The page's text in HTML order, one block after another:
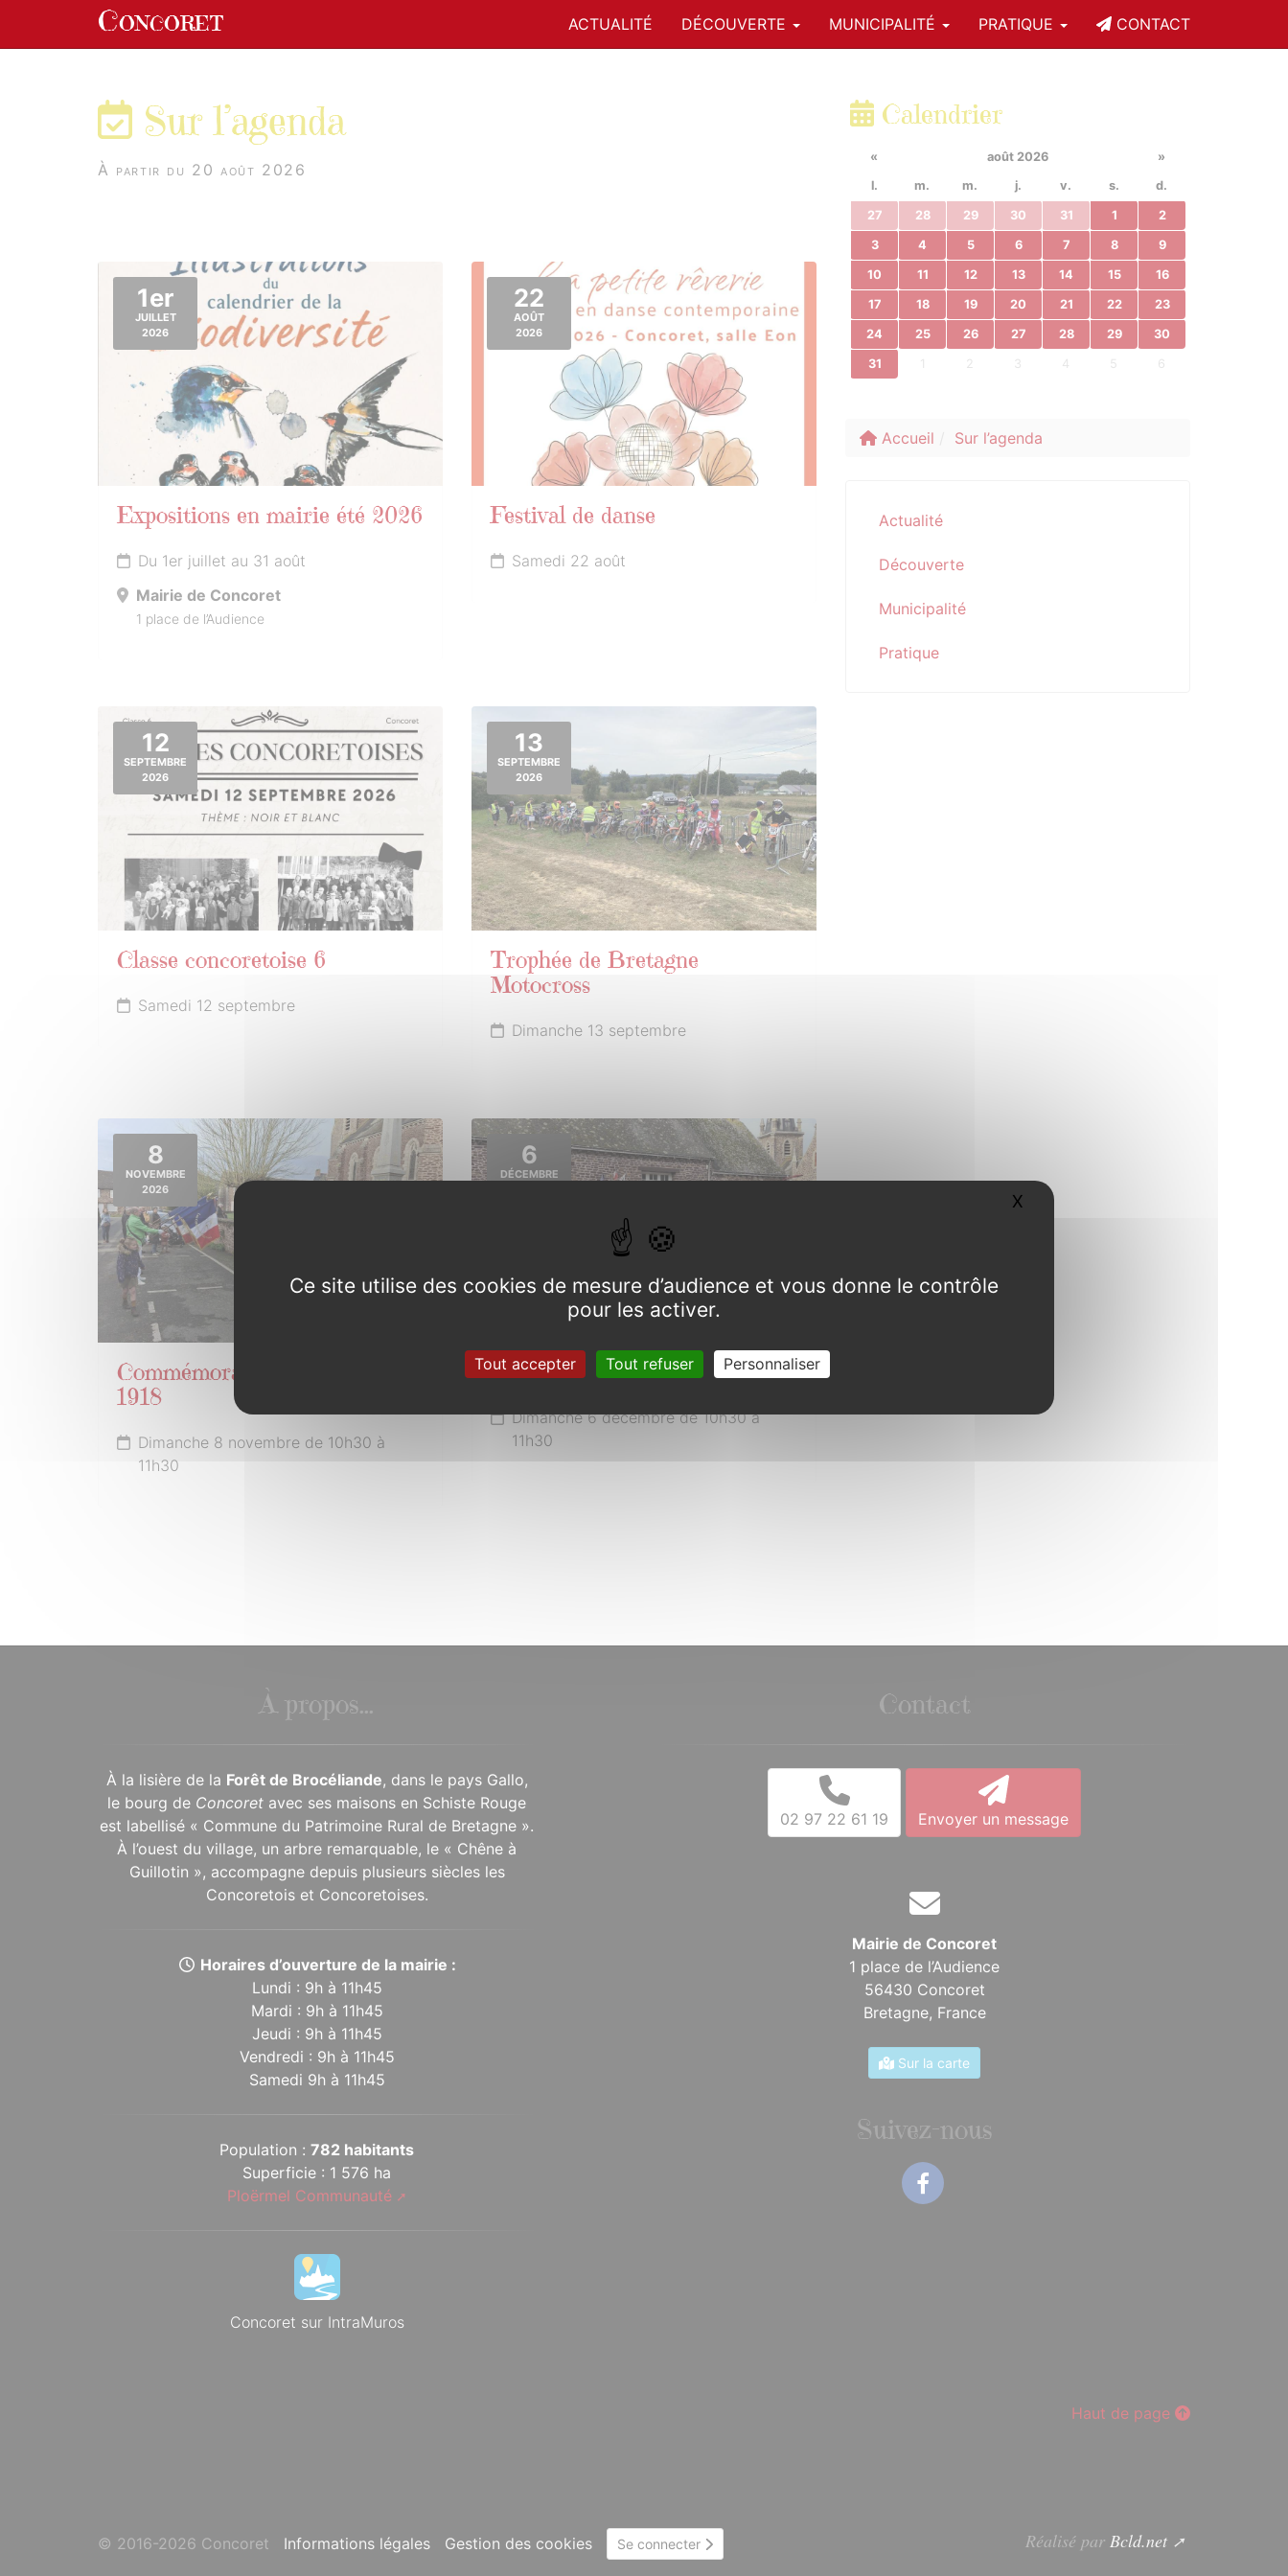
Concoret ACTUALITÉ DÉCOUVERTE MUNICIPALITÉ PRATIQUE CONTACT
Sur l’agenda
À partir du 20 août 2026
1er
JUILLET
2026
Expositions en mairie été 2026
Du 1er juillet au 31 août
Mairie de Concoret
1 place de l’Audience
22
AOÛT
2026
Festival de danse
Samedi 22 août
12
SEPTEMBRE
2026
Classe concoretoise 6
Samedi 12 septembre
13
SEPTEMBRE
2026
Trophée de Bretagne
Motocross
Dimanche 13 septembre
8
NOVEMBRE
2026
Commémoration Armistice
1918
Dimanche 8 novembre de 10h30 à
11h30
6
DÉCEMBRE
Commémoration 6 décembre
Dimanche 6 décembre de 10h30 à
11h30
Calendrier
« août 2026
»
l.
m. m. j. v. s. d.
27 28 29 30 31 1 2
3 4 5 6 7 8 9
10 11 12 13 14 15 16
17 18 19 20 21 22 23
24 25 26 27 28 29 30
31 1 2 3 4 5 6
Accueil Sur l’agenda
Actualité
Découverte
Municipalité
Pratique
À propos...
À la lisière de la Forêt de Brocéliande, dans le pays Gallo,
le bourg de Concoret avec ses maisons en Schiste Rouge
est labellisé « Commune du Patrimoine Rural de Bretagne ».
À l’ouest du village, un arbre remarquable, le « Chêne à
Guillotin », accompagne depuis plusieurs siècles les
Concoretois et Concoretoises.
Horaires d’ouverture de la mairie :
Lundi : 9h à 11h45
Mardi : 9h à 11h45
Jeudi : 9h à 11h45
Vendredi : 9h à 11h45
Samedi 9h à 11h45
Population :782 habitants
Superficie : 1 576 ha
Ploërmel Communauté
Concoret sur IntraMuros
Contact
02 97 22 61 19 Envoyer un message
Mairie de Concoret
1 place de l’Audience
56430 Concoret
Bretagne, France
Sur la carte
Suivez-nous
Haut de page
© 2016-2026 Concoret Informations légales Gestion des cookies Se connecter Réalisé par Bcld.net
Panneau de gestion des cookies
Ce site utilise des cookies de mesure d’audience et vous donne le contrôle
pour les activer.
Tout accepter Tout refuser Personnaliser
X Masquer le bandeau des cookies